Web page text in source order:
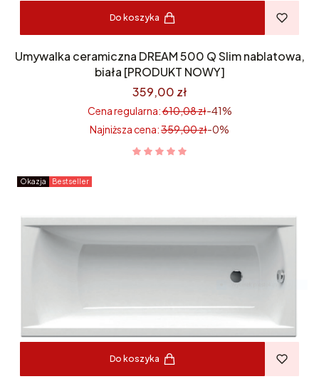
Do koszyka
Umywalka ceramiczna DREAM 500 Q Slim nablatowa,
biała [PRODUKT NOWY]
359,00 zł
Cena regularna:610,08 zł-41%
Najniższa cena:359,00 zł-0%
Okazja Bestseller
Do koszyka